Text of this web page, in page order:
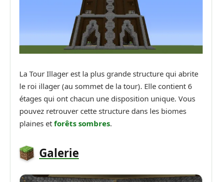
La Tour Illager est la plus grande structure qui abrite
le roi illager (au sommet de la tour). Elle contient 6
étages qui ont chacun une disposition unique. Vous
pouvez retrouver cette structure dans les biomes
plaines et forêts sombres.
Galerie